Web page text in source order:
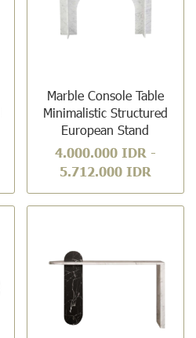
Marble Console Table
Minimalistic Structured
European Stand
4.000.000 IDR -
5.712.000 IDR